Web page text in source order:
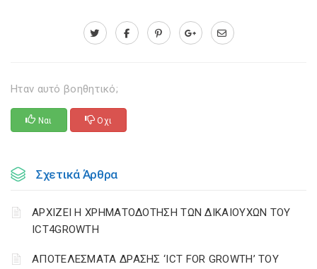
Ηταν αυτό βοηθητικό;
Ναι Οχι
Σχετικά Άρθρα
ΑΡΧΙΖΕΙ Η ΧΡΗΜΑΤΟΔΟΤΗΣΗ ΤΩΝ ΔΙΚΑΙΟΥΧΩΝ ΤΟΥ
ICT4GROWTH
ΑΠΟΤΕΛΕΣΜΑΤΑ ΔΡΑΣΗΣ ‘ICT FOR GROWTH’ ΤΟΥ